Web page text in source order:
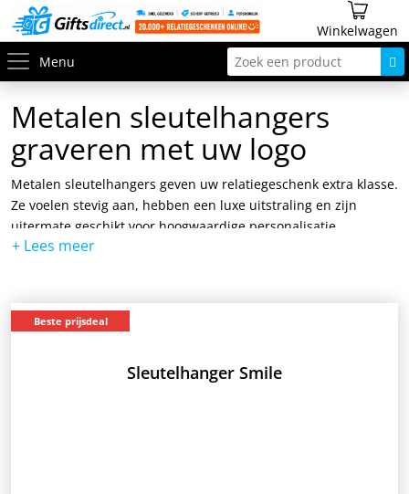
Winkelwagen
Menu
Metalen sleutelhangers
graveren met uw logo
Metalen sleutelhangers geven uw relatiegeschenk extra klasse.
Ze voelen stevig aan, hebben een luxe uitstraling en zijn
uitermate geschikt voor hoogwaardige personalisatie.
personeel, metalen sleutelhangers stralen professionaliteit uit.
Dankzij het gewicht en de afwerking maakt u een blijvende
Beste prijsdeal
Sleutelhanger Smile